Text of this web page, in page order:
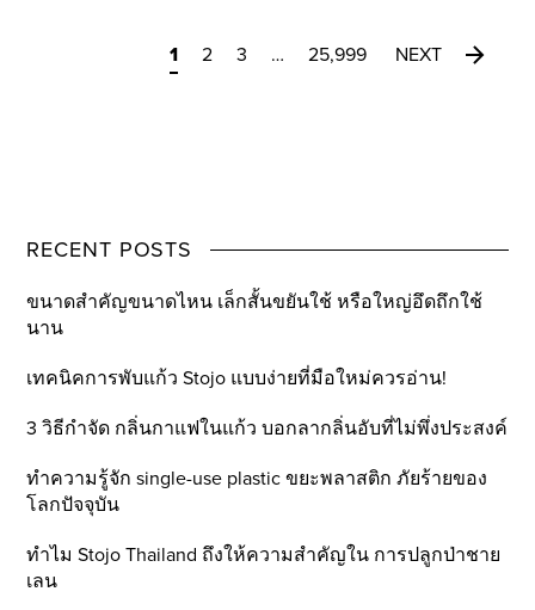
1 2 3 … 25,999 NEXT
RECENT POSTS
ขนาดสำคัญขนาดไหน เล็กสั้นขยันใช้ หรือใหญ่อึดถึกใช้
นาน
เทคนิคการพับแก้ว Stojo แบบง่ายที่มือใหม่ควรอ่าน!
3 วิธีกำจัด กลิ่นกาแฟในแก้ว บอกลากลิ่นอับที่ไม่พึ่งประสงค์
ทำความรู้จัก single-use plastic ขยะพลาสติก ภัยร้ายของ
โลกปัจจุบัน
ทำไม Stojo Thailand ถึงให้ความสำคัญใน การปลูกป่าชาย
เลน